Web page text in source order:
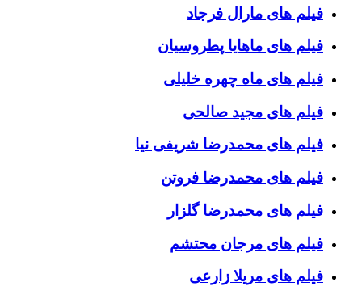
فیلم های مارال فرجاد
فیلم های ماهایا پطروسیان
فیلم های ماه چهره خلیلی
فیلم های مجید صالحی
فیلم های محمدرضا شریفی نیا
فیلم های محمدرضا فروتن
فیلم های محمدرضا گلزار
فیلم های مرجان محتشم
فیلم های مریلا زارعی